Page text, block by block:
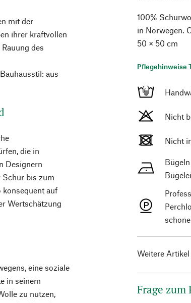
mit der
ihrer kraftvollen
des
aus
die in
Designern
Schur bis zum
konsequent auf
Wertschätzung
eine soziale
in seinem
zu nutzen,
100%
in Norwegen.
50 × 50 cm
Pflegehinweise
Nicht
Nicht
Weitere Artikel
Frage zum